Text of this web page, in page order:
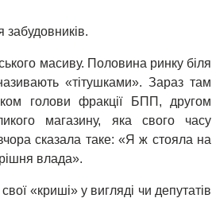
масиву. Половина ринку біля
«тітушками». Зараз там
голови фракції БПП, другом
магазину, яка свого часу
сказала таке: «Я ж стояла на
влада».
«криші» у вигляді чи депутатів